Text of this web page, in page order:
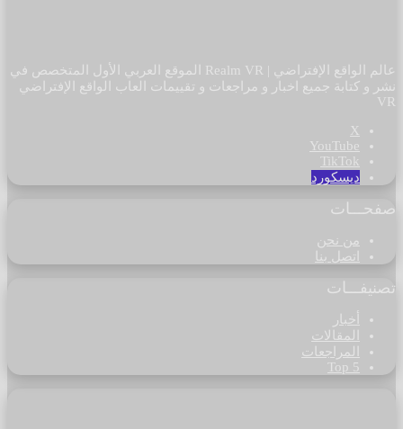
عالم الواقع الإفتراضي | Realm VR الموقع العربي الأول المتخصص في
نشر و كتابة جميع اخبار و مراجعات و تقييمات العاب الواقع الإفتراضي
VR
‫X
‫YouTube
‫TikTok
ديسكورد
صفحـــات
من نحن
اتصل بنا
تصنيفـــات
أخبار
المقالات
المراجعات
Top 5